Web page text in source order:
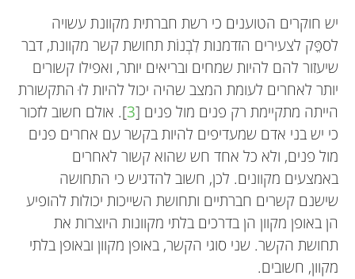
יש חוקרים הטוענים כי רשת חברתית מקוונת עשויה
לספֵּק לצעירים הזדמנות לִבְנוֹת תחושת קשר מקוונת, דבר
שיעזור להם להיות שמחים ובריאים יותר, ואפילו קשורים
יותר לאחרים לעומת המצב שהיה יכול להיות לוּ התקשורת
הייתה מתקיימת רק פנים מול פנים [3]. אולם חשוב לזכור
כי יש בני אדם שמעדיפים להיות בקשר עם אחרים פנים
מול פנים, ולא כל אחד חש שהוא קשור לאחרים
באמצעים מקוונים. לכן, חשוב להדגיש כי התחושה
שישנם קשרים חברתיים ותחושת השייכות יכולות להופיע
הן באופן מקוון הן בדרכים בלתי מקוונות היוצרות את
תחושת הקשר. שני סוגי הקשר, באופן מקוון ובאופן בלתי
מקוון, חשובים.